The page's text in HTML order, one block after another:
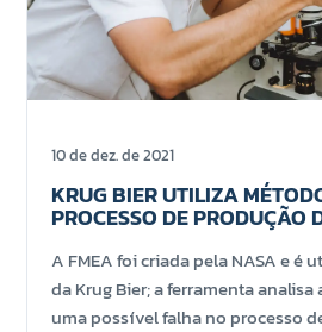
10 de dez. de 2021
KRUG BIER UTILIZA
PROCESSO DE PRODUÇÃO
A FMEA foi criada pela NASA e é
da Krug Bier; a ferramenta
uma possível falha no processo